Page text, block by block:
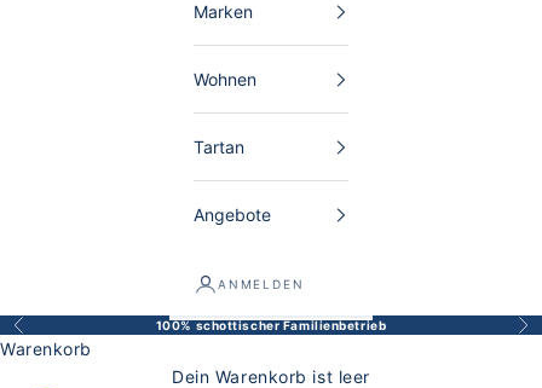
Marken
Wohnen
Tartan
Angebote
ANMELDEN
Zurück 100% schottischer Familienbetrieb Vor
Warenkorb
Dein Warenkorb ist leer